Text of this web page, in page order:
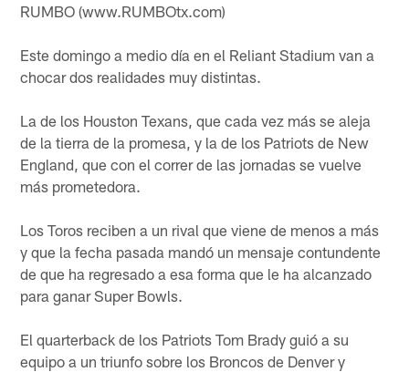
RUMBO (www.RUMBOtx.com)
Este domingo a medio día en el Reliant Stadium van a
chocar dos realidades muy distintas.
La de los Houston Texans, que cada vez más se aleja
de la tierra de la promesa, y la de los Patriots de New
England, que con el correr de las jornadas se vuelve
más prometedora.
Los Toros reciben a un rival que viene de menos a más
y que la fecha pasada mandó un mensaje contundente
de que ha regresado a esa forma que le ha alcanzado
para ganar Super Bowls.
El quarterback de los Patriots Tom Brady guió a su
equipo a un triunfo sobre los Broncos de Denver y